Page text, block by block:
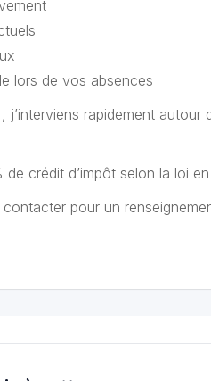
lors de vos absences
j’interviens rapidement
crédit d’impôt selon la loi
contacter pour un